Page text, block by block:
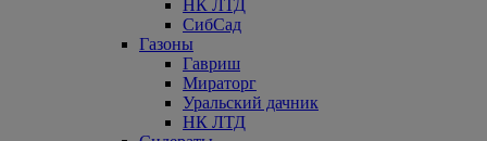
НК ЛТД
СибСад
Газоны
Гавриш
Мираторг
Уральский дачник
НК ЛТД